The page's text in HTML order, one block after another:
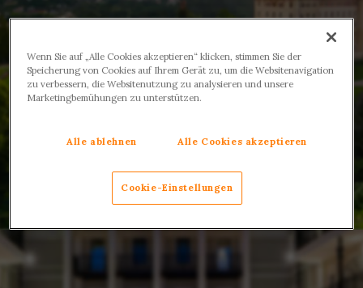
WELLNESS AND MEDICAL SPA
Wenn Sie auf „Alle Cookies akzeptieren“ klicken, stimmen Sie der
Speicherung von Cookies auf Ihrem Gerät zu, um die Websitenavigation
zu verbessern, die Websitenutzung zu analysieren und unsere
Marketingbemühungen zu unterstützen.
Alle ablehnen Alle Cookies akzeptieren
Cookie-Einstellungen